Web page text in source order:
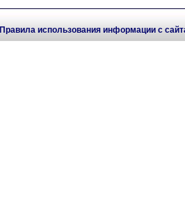
Правила использования информации с